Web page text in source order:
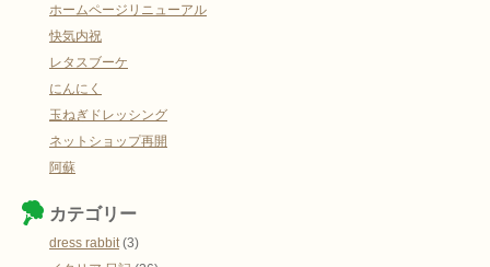
ホームページリニューアル
快気内祝
レタスブーケ
にんにく
玉ねぎドレッシング
ネットショップ再開
阿蘇
カテゴリー
dress rabbit (3)